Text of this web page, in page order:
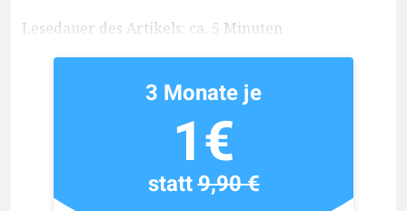
Lesedauer des Artikels: ca. 5 Minuten
3 Monate je
1€
statt9,90 €